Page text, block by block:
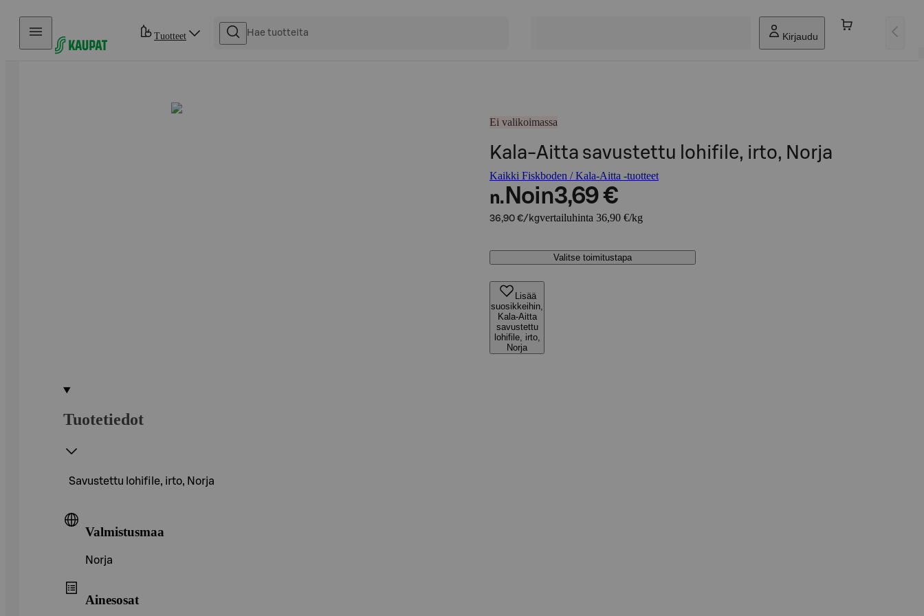
Hyppää sisältöön
Tuotteet Kirjaudu
Ei valikoimassa
Kala-Aitta savustettu lohifile, irto, Norja
Kaikki Fiskboden / Kala-Aitta -tuotteet
n. Noin3,69 €
36,90 €/kgvertailuhinta 36,90 €/kg
Valitse toimitustapa
Lisää
suosikkeihin,
Kala-Aitta
savustettu
lohifile, irto,
Norja
Tuotetiedot
Savustettu lohifile, irto, Norja
Valmistusmaa
Norja
Ainesosat